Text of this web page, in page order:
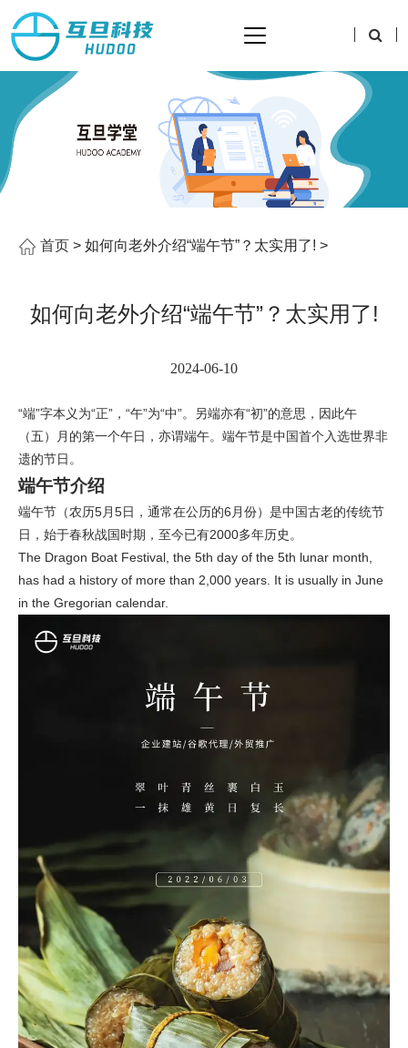
首页 > 如何向老外介绍“端午节”？太实用了! >
如何向老外介绍“端午节”？太实用了!
2024-06-10
“端”字本义为“正”，“午”为“中”。另端亦有“初”的意思，因此午
（五）月的第一个午日，亦谓端午。端午节是中国首个入选世界非
遗的节日。
端午节介绍
端午节（农历5月5日，通常在公历的6月份）是中国古老的传统节
日，始于春秋战国时期，至今已有2000多年历史。
The Dragon Boat Festival, the 5th day of the 5th lunar month,
has had a history of more than 2,000 years. It is usually in June
in the Gregorian calendar.